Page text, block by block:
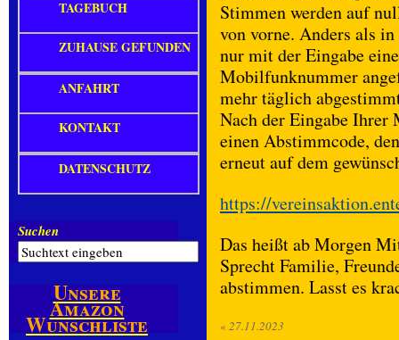
Stimmen werden auf
von vorne. Anders als
nur mit der Eingabe
Mobilfunknummer
mehr täglich
Nach der Eingabe
einen Abstimmcode,
erneut auf dem
https://
Das heißt ab Morgen
Sprecht Familie,
abstimmen. Lasst es
« 27.11.2023
TAGEBUCH
ZUHAUSE GEFUNDEN
ANFAHRT
KONTAKT
DATENSCHUTZ
Suchen
Unsere
Amazon
Wunschliste